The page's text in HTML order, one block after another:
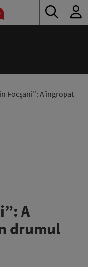
Focşani”: A îngropat
A
drumul